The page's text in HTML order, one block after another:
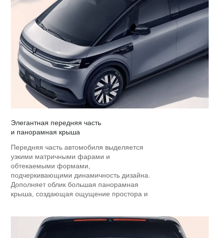
Элегантная передняя часть
и панорамная крыша
Передняя часть автомобиля выделяется
узкими матричными фарами и
обтекаемыми формами,
подчеркивающими динамичность дизайна.
Дополняет облик большая панорамная
крыша, создающая ощущение простора и